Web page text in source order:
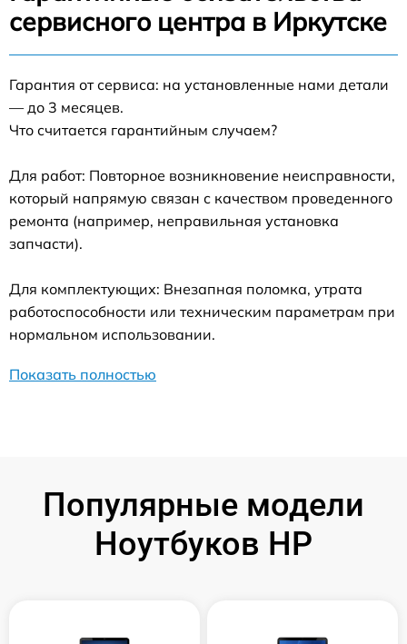
сервисного центра в Иркутске
Гарантия от сервиса: на установленные нами детали
— до 3 месяцев.
Что считается гарантийным случаем?
Для работ: Повторное возникновение неисправности,
который напрямую связан с качеством проведенного
ремонта (например, неправильная установка
запчасти).
Для комплектующих: Внезапная поломка, утрата
работоспособности или техническим параметрам при
нормальном использовании.
Показать полностью
Популярные модели
Ноутбуков HP